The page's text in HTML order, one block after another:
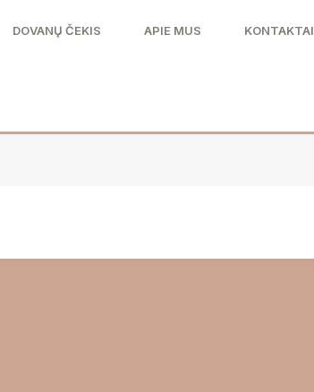
DOVANŲ ČEKIS APIE MUS KONTAKTAI